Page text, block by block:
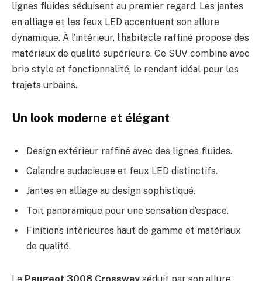
lignes fluides séduisent au premier regard. Les jantes
en alliage et les feux LED accentuent son allure
dynamique. À l’intérieur, l’habitacle raffiné propose des
matériaux de qualité supérieure. Ce SUV combine avec
brio style et fonctionnalité, le rendant idéal pour les
trajets urbains.
Un look moderne et élégant
Design extérieur raffiné avec des lignes fluides.
Calandre audacieuse et feux LED distinctifs.
Jantes en alliage au design sophistiqué.
Toit panoramique pour une sensation d’espace.
Finitions intérieures haut de gamme et matériaux
de qualité.